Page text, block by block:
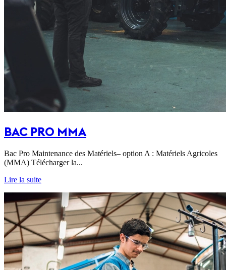
BAC PRO MMA
Bac Pro Maintenance des Matériels– option A : Matériels Agricoles
(MMA) Télécharger la...
Lire la suite